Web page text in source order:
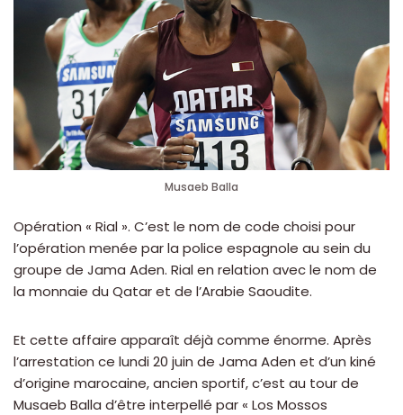
Musaeb Balla
Opération « Rial ». C’est le nom de code choisi pour
l’opération menée par la police espagnole au sein du
groupe de Jama Aden. Rial en relation avec le nom de
la monnaie du Qatar et de l’Arabie Saoudite.
Et cette affaire apparaît déjà comme énorme. Après
l’arrestation ce lundi 20 juin de Jama Aden et d’un kiné
d’origine marocaine, ancien sportif, c’est au tour de
Musaeb Balla d’être interpellé par « Los Mossos